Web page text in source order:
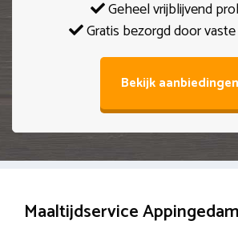
Geheel vrijblijvend
Gratis bezorgd door
Bekijk aanbiedingen
Maaltijdservice Appingedam